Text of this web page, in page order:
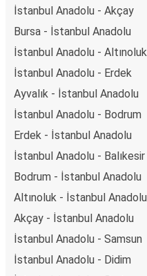
İstanbul Anadolu - Akçay
Bursa - İstanbul Anadolu
İstanbul Anadolu - Altınoluk
İstanbul Anadolu - Erdek
Ayvalık - İstanbul Anadolu
İstanbul Anadolu - Bodrum
Erdek - İstanbul Anadolu
İstanbul Anadolu - Balıkesir
Bodrum - İstanbul Anadolu
Altınoluk - İstanbul Anadolu
Akçay - İstanbul Anadolu
İstanbul Anadolu - Samsun
İstanbul Anadolu - Didim